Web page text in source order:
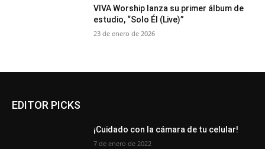
VIVA Worship lanza su primer álbum de
estudio, “Solo Él (Live)”
23 de enero de 2026
EDITOR PICKS
¡Cuidado con la cámara de tu celular!
7 de enero de 2022